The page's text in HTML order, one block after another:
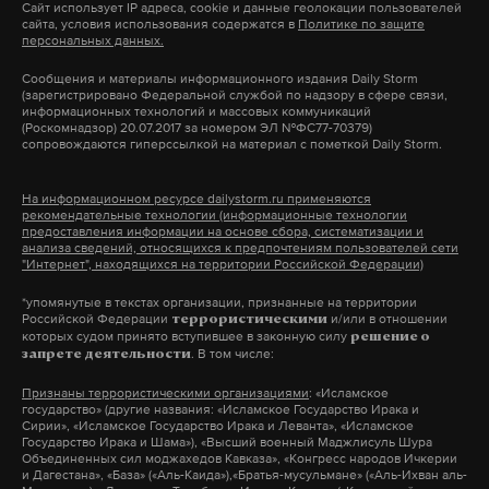
футболистам предстояло встретиться с
пермяками. – Примеч.
показывает, — продолжила интриговать подруга.
республиканской команды – стадион Султана
Билимханова.
характеристиками: разрешением экрана,
фотокамерой, объемом памяти.
Отметим, что ранее сенаторам выдавались
простые по технической части служебные
картами с ограниченной суммой средств на счету,
который в случае необходимости они могли
«Мне такой телефон выдали в прошлом году, но
он у меня лежит, я им сейчас не пользуюсь, но буду
пользоваться. Это Samsung. Но в целом я считаю
эту идею правильной. Другое дело, что эти
телефоны быстро устаревают», — пояснил сенатор
от Крыма Сергей Цеков, отметив, что на Украине
Сайт использует IP адреса, cookie и данные геолокации пользователей
сайта, условия использования содержатся в Политике по защите
персональных данных.
Сообщения и материалы информационного издания Daily Storm
(зарегистрировано Федеральной службой по надзору в сфере связи,
информационных технологий и массовых коммуникаций
(Роскомнадзор) 20.07.2017 за номером ЭЛ №ФС77-70379)
сопровождаются гиперссылкой на материал с пометкой Daily Storm.
На информационном ресурсе dailystorm.ru применяются
рекомендательные технологии (информационные технологии
предоставления информации на основе сбора, систематизации и
анализа сведений, относящихся к предпочтениям пользователей сети
"Интернет", находящихся на территории Российской Федерации)
*упомянутые в текстах организации, признанные на территории
Российской Федерации террористическими и/или в отношении
которых судом принято вступившее в законную силу решение о
запрете деятельности. В том числе:
Признаны террористическими организациями: «Исламское
государство» (другие названия: «Исламское Государство Ирака и
Сирии», «Исламское Государство Ирака и Леванта», «Исламское
Государство Ирака и Шама»), «Высший военный Маджлисуль Шура
Объединенных сил моджахедов Кавказа», «Конгресс народов Ичкерии
и Дагестана», «База» («Аль-Каида»),«Братья-мусульмане» («Аль-Ихван аль-